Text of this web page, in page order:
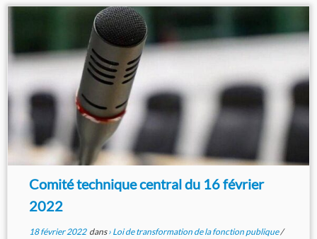
Comité technique central du 16 février
2022
18 février 2022dans› Loi de transformation de la fonction publique/